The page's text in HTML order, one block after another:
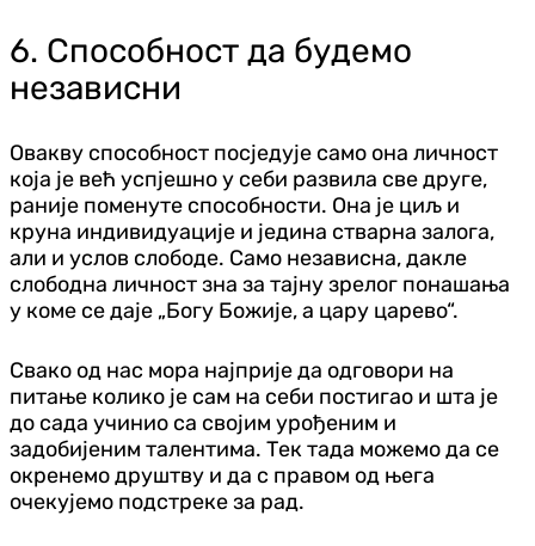
6. Способност да будемо
независни
Овакву способност посједује само она личност
која је већ успјешно у себи развила све друге,
раније поменуте способности. Она је циљ и
круна индивидуације и једина стварна залога,
али и услов слободе. Само независна, дакле
слободна личност зна за тајну зрелог понашања
у коме се даје „Богу Божије, а цару царево“.
Свако од нас мора најприје да одговори на
питање колико је сам на себи постигао и шта је
до сада учинио са својим урођеним и
задобијеним талентима. Тек тада можемо да се
окренемо друштву и да с правом од њега
очекујемо подстреке за рад.